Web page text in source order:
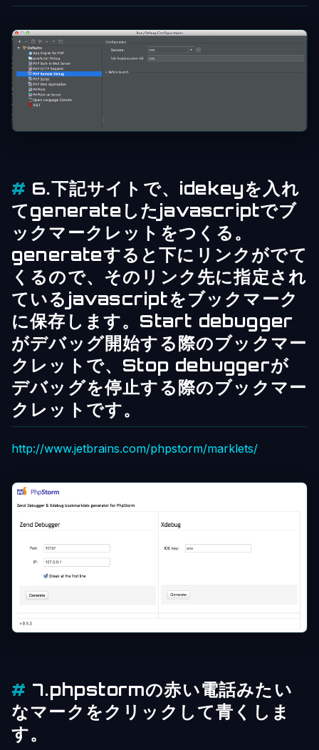
6.下記サイトで、idekeyを入れ
てgenerateしたjavascriptでブ
ックマークレットをつくる。
generateすると下にリンクがでて
くるので、そのリンク先に指定され
ているjavascriptをブックマーク
に保存します。Start debugger
がデバッグ開始する際のブックマー
クレットで、Stop debuggerが
デバッグを停止する際のブックマー
クレットです。
http://www.jetbrains.com/phpstorm/marklets/
7.phpstormの赤い電話みたい
なマークをクリックして青くしま
す。